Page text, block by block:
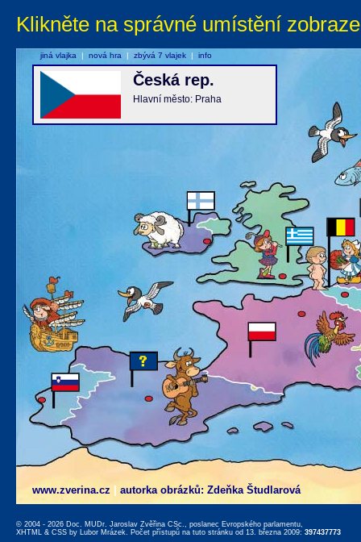
Klikněte na správné umístění
www.zverina.cz autorka obrázků: Zdeňka Študlarová
Česká rep.
Hlavní město: Praha
jiná vlajka | nová hra | zbývá 7 vlajek | info
© 2004 - 2026 Doc. MUDr. Jaroslav Zvěřina CSc., poslanec Evropského parlamentu,
XHTML & CSS by Lubor Mrázek. Počet přístupů na tuto stránku od 13. března 2009: 397437773